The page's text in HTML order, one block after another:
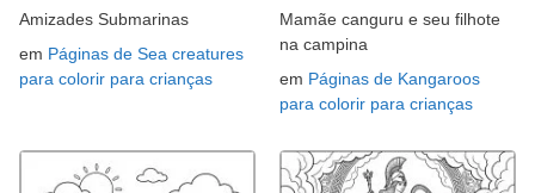
Amizades Submarinas
em Páginas de Sea creatures
para colorir para crianças
Mamãe canguru e seu filhote
na campina
em Páginas de Kangaroos
para colorir para crianças